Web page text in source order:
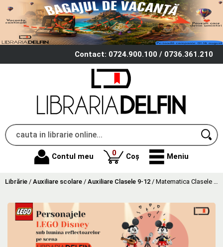
Contact: 0724.900.100 / 0736.361.210
Contul meu 0produse
Coș Meniu
Librărie / Auxiliare scolare / Auxiliare Clasele 9-12 / Matematica Clasele 9-12